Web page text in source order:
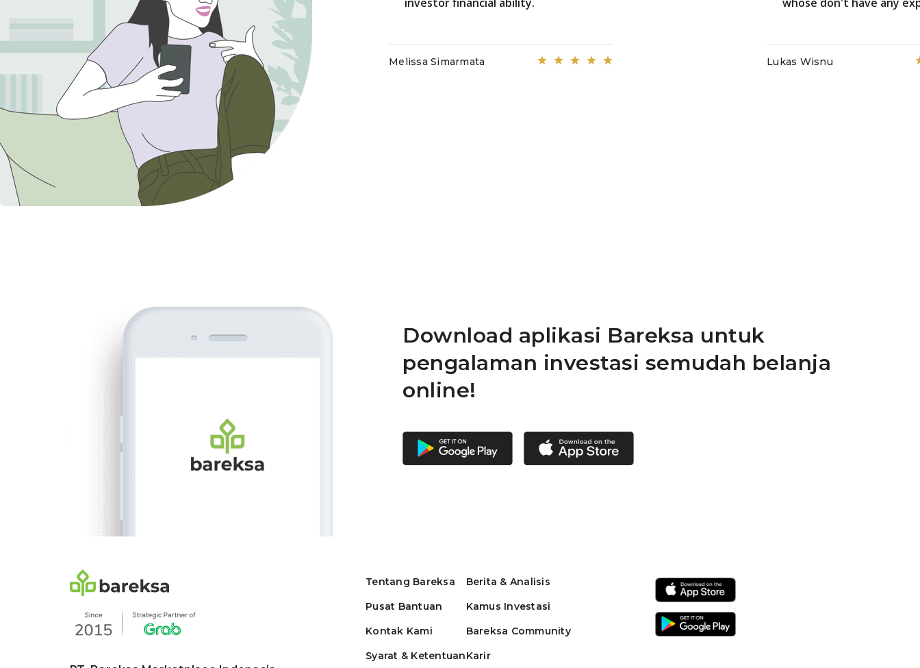
Muhammad Dandy Melissa Simarmata Lukas Wisnu
Download aplikasi Bareksa untuk
pengalaman investasi semudah belanja
online!
Tentang Bareksa
Pusat Bantuan
Kontak Kami
Syarat & Ketentuan
Berita & Analisis
Kamus Investasi
Bareksa Community
Karir